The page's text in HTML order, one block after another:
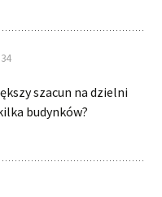
szacun na dzielni
budynków?